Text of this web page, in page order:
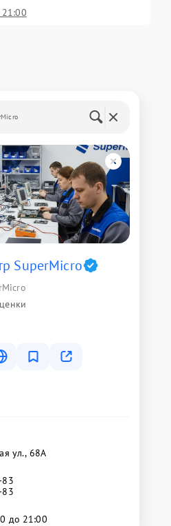
SuperMicro
ул., 68А
83
83
до 21:00